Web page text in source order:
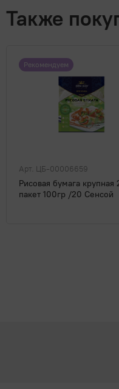
Также
Рекомендуем
Арт. ЦБ-00006659
Рисовая бумага крупная
пакет 100гр /20 Сенсой